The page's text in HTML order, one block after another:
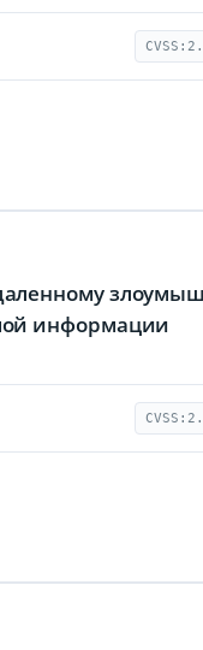
информации